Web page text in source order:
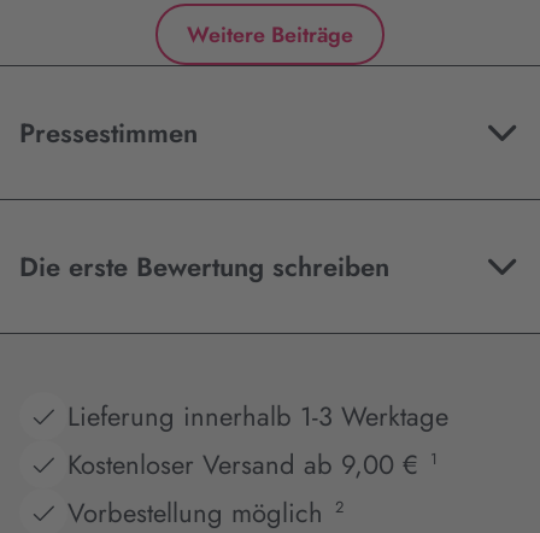
Weitere Beiträge
Pressestimmen
Die erste Bewertung schreiben
Lieferung innerhalb 1-3 Werktage
Kostenloser Versand ab 9,00 €
1
Vorbestellung möglich 2